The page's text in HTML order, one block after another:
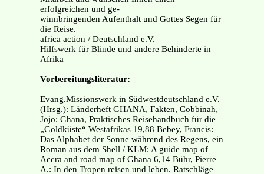
erfolgreichen und ge-
winnbringenden Aufenthalt und Gottes Segen für
die Reise.
africa action / Deutschland e.V.
Hilfswerk für Blinde und andere Behinderte in
Afrika
Vorbereitungsliteratur:
Evang.Missionswerk in Südwestdeutschland e.V.
(Hrsg.): Länderheft GHANA, Fakten, Cobbinah,
Jojo: Ghana, Praktisches Reisehandbuch für die
„Goldküste“ Westafrikas 19,88 Bebey, Francis:
Das Alphabet der Sonne während des Regens, ein
Roman aus dem Shell / KLM: A guide map of
Accra and road map of Ghana 6,14 Bühr, Pierre
A.: In den Tropen reisen und leben. Ratschläge